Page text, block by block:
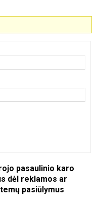
pasaulinio karo
dėl reklamos ar
pasiūlymus